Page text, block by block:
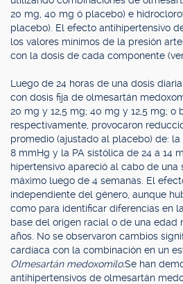
20 mg, 40 mg ó placebo) e
placebo). El efecto antihipertensivo
los valores mínimos de la presión
con la dosis de cada componente
Luego de 24 horas de una dosis
con dosis fija de olmesartán
20 mg y 12,5 mg; 40 mg y 12,5 mg; o
respectivamente, provocaron
promedio (ajustado al placebo) de: la
8 mmHg y la PA sistólica de 24 a 14
hipertensivo apareció al cabo de una
máximo luego de 4 semanas. El
independiente del género, aunque
como para identificar diferencias en
base del origen racial o de una edad
años. No se observaron cambios
cardíaca con la combinación en un
Olmesartán medoxomilo:Se han
antihipertensivos de olmesartán